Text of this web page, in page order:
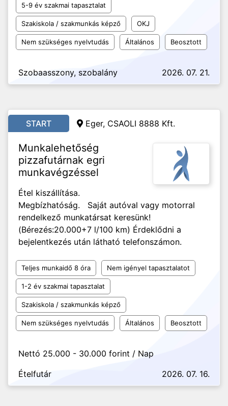
5-9 év szakmai tapasztalat
Szakiskola / szakmunkás képző OKJ
Nem szükséges nyelvtudás Általános Beosztott
Szobaasszony, szobalány 2026. 07. 21.
START Eger, CSAOLI 8888 Kft.
Munkalehetőség
pizzafutárnak egri
munkavégzéssel
Étel kiszállítása.
Megbízhatóság. Saját autóval vagy motorral
rendelkező munkatársat keresünk!
(Bérezés:20.000+7 l/100 km) Érdeklődni a
bejelentkezés után látható telefonszámon.
Teljes munkaidő 8 óra Nem igényel tapasztalatot
1-2 év szakmai tapasztalat
Szakiskola / szakmunkás képző
Nem szükséges nyelvtudás Általános Beosztott
Nettó 25.000 - 30.000 forint / Nap
Ételfutár
2026. 07. 16.